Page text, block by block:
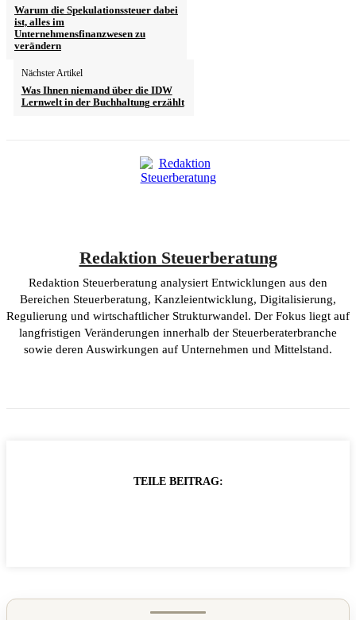
Warum die Spekulationssteuer dabei
ist, alles im
Unternehmensfinanzwesen zu
verändern
Nächster Artikel
Was Ihnen niemand über die IDW
Lernwelt in der Buchhaltung erzählt
Redaktion Steuerberatung
Redaktion Steuerberatung analysiert Entwicklungen aus den
Bereichen Steuerberatung, Kanzleientwicklung, Digitalisierung,
Regulierung und wirtschaftlicher Strukturwandel. Der Fokus liegt auf
langfristigen Veränderungen innerhalb der Steuerberaterbranche
sowie deren Auswirkungen auf Unternehmen und Mittelstand.
TEILE BEITRAG: